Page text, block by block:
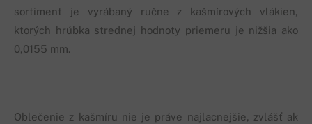
sortiment je vyrábaný ručne z kašmírových vlákien,
ktorých hrúbka strednej hodnoty priemeru je nižšia ako
0,0155 mm.
Oblečenie z kašmíru nie je práve najlacnejšie, zvlášť ak